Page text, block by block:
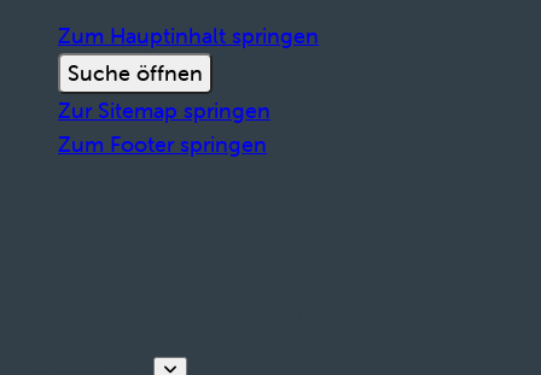
Zum Hauptinhalt springen
Suche öffnen
Zur Sitemap springen
Zum Footer springen